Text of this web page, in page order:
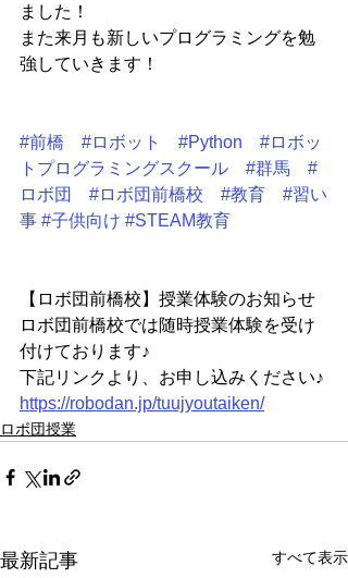
ました！
また来月も新しいプログラミングを勉
強していきます！
#前橋 #ロボット #Python
#ロボッ
トプログラミングスクール
#群馬
#
ロボ団
#ロボ団前橋校 #教育
#習い
事 #子供向け #STEAM教育
【ロボ団前橋校】授業体験のお知らせ
ロボ団前橋校では随時授業体験を受け
付けております♪
下記リンクより、お申し込みください♪
https://robodan.jp/tuujyoutaiken/
ロボ団授業
最新記事 すべて表示